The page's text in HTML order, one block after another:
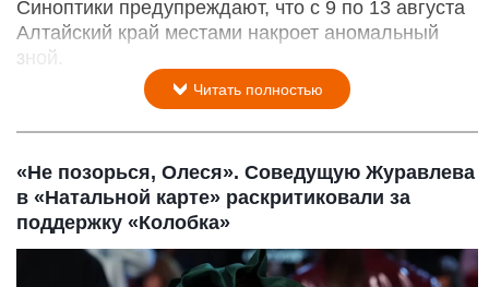
Синоптики предупреждают, что с 9 по 13 августа
Алтайский край местами накроет аномальный
зной.
Читать полностью
«Не позорься, Олеся». Соведущую Журавлева
в «Натальной карте» раскритиковали за
поддержку «Колобка»